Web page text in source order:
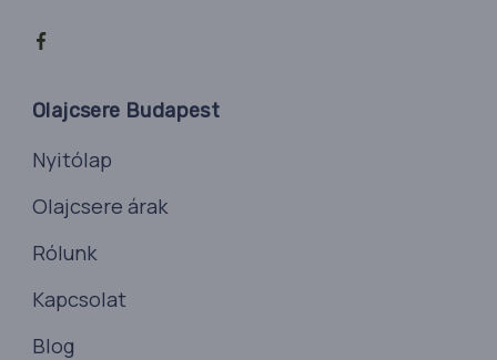
Olajcsere Budapest
Nyitólap
Olajcsere árak
Rólunk
Kapcsolat
Blog